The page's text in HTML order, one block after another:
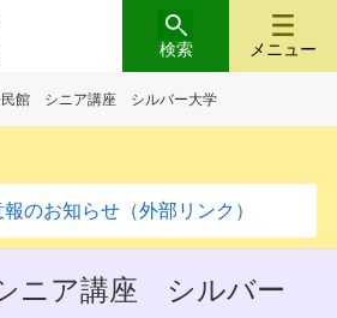
メニュー
検索
民館 シニア講座 シルバー大学
のお知らせ（外部リンク）
ニア講座 シルバー